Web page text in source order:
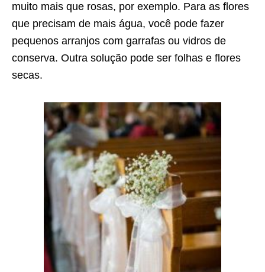
muito mais que rosas, por exemplo. Para as flores
que precisam de mais água, você pode fazer
pequenos arranjos com garrafas ou vidros de
conserva. Outra solução pode ser folhas e flores
secas.